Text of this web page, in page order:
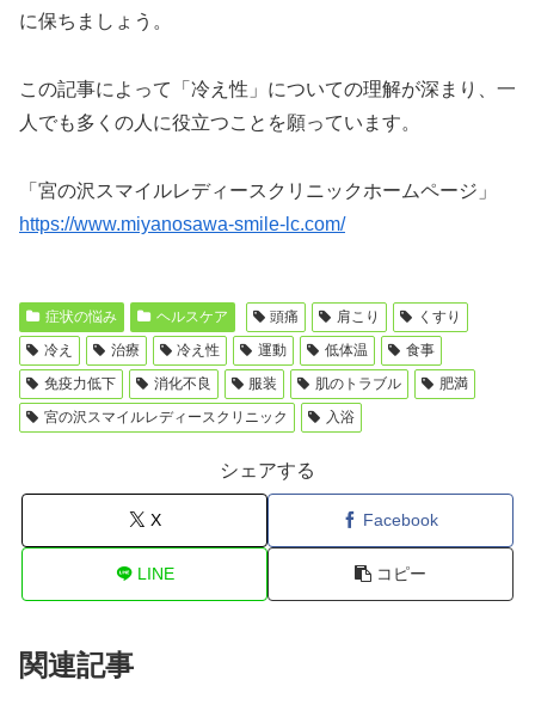
に保ちましょう。
この記事によって「冷え性」についての理解が深まり、一
人でも多くの人に役立つことを願っています。
「宮の沢スマイルレディースクリニックホームページ」
https://www.miyanosawa-smile-lc.com/
症状の悩み ヘルスケア 頭痛 肩こり
くすり
冷え
治療 冷え性 運動 低体温
食事
免疫力低下
消化不良 服装 肌のトラブル
肥満
宮の沢スマイルレディースクリニック
入浴
シェアする
X Facebook
LINE コピー
関連記事